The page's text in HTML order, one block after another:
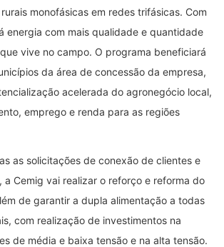
monofásicas em redes trifásicas. Com
energia com mais qualidade e quantidade
vive no campo. O programa beneficiará
da área de concessão da empresa,
acelerada do agronegócio local,
emprego e renda para as regiões
as solicitações de conexão de clientes e
a Cemig vai realizar o reforço e reforma do
de garantir a dupla alimentação a todas
com realização de investimentos na
de média e baixa tensão e na alta tensão.